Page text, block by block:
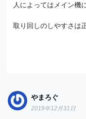
人によってはメイン機
取り回しのしやすさは
やまろぐ
2019年12月31日